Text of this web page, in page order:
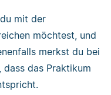
mit der
möchtest, und
merkst du bei
das Praktikum